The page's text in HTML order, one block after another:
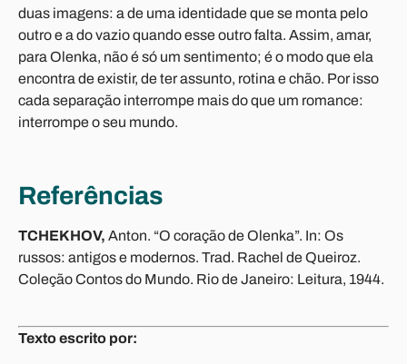
duas imagens: a de uma identidade que se monta pelo
outro e a do vazio quando esse outro falta. Assim, amar,
para Olenka, não é só um sentimento; é o modo que ela
encontra de existir, de ter assunto, rotina e chão. Por isso
cada separação interrompe mais do que um romance:
interrompe o seu mundo.
Referências
TCHEKHOV, Anton. “O coração de Olenka”. In: Os
russos: antigos e modernos. Trad. Rachel de Queiroz.
Coleção Contos do Mundo. Rio de Janeiro: Leitura, 1944.
Texto escrito por: